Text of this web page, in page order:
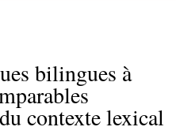
bilingues à
contexte lexical